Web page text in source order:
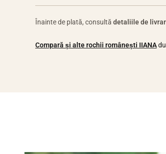
Înainte de plată, consultă detaliile de
Compară și alte rochii românești IIANA